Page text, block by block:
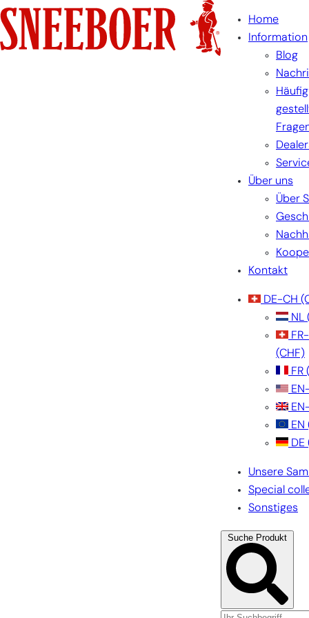
Skip
to
content
Home
Information
Blog
Häufig
Über uns
Über
Kontakt
DE-CH
NL
(CHF)
FR
EN
DE
Unsere
Special
Sonstiges
Suche Produkt